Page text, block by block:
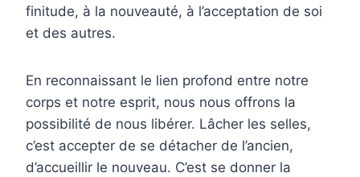
finitude, à la nouveauté, à l’acceptation de soi
et des autres.
En reconnaissant le lien profond entre notre
corps et notre esprit, nous nous offrons la
possibilité de nous libérer. Lâcher les selles,
c’est accepter de se détacher de l’ancien,
d’accueillir le nouveau. C’est se donner la